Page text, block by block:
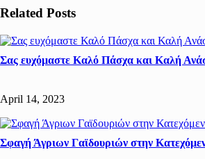
Related Posts
Σας ευχόμαστε Καλό Πάσχα και Καλή
April 14, 2023
Σφαγή Άγριων Γαϊδουριών στην